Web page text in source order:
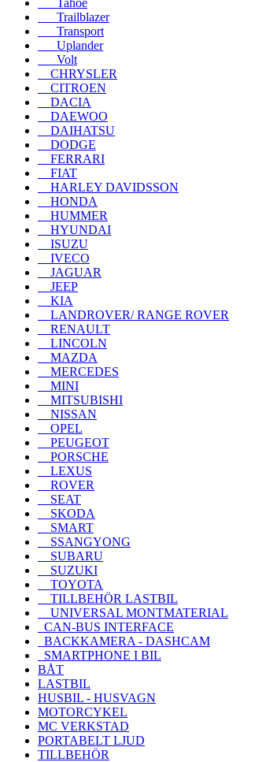
Trailblazer
Transport
Uplander
Volt
CHRYSLER
CITROEN
DACIA
DAEWOO
DAIHATSU
DODGE
FERRARI
FIAT
HARLEY DAVIDSSON
HONDA
HUMMER
HYUNDAI
ISUZU
IVECO
JAGUAR
JEEP
KIA
LANDROVER/ RANGE ROVER
RENAULT
LINCOLN
MAZDA
MERCEDES
MINI
MITSUBISHI
NISSAN
OPEL
PEUGEOT
PORSCHE
LEXUS
ROVER
SEAT
SKODA
SMART
SSANGYONG
SUBARU
SUZUKI
TOYOTA
TILLBEHÖR LASTBIL
UNIVERSAL MONTMATERIAL
CAN-BUS INTERFACE
BACKKAMERA - DASHCAM
SMARTPHONE I BIL
BÅT
LASTBIL
HUSBIL - HUSVAGN
MOTORCYKEL
MC VERKSTAD
PORTABELT LJUD
TILLBEHÖR